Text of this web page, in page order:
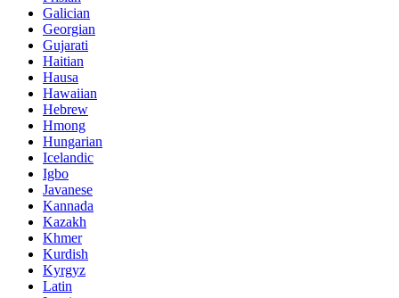
Galician
Georgian
Gujarati
Haitian
Hausa
Hawaiian
Hebrew
Hmong
Hungarian
Icelandic
Igbo
Javanese
Kannada
Kazakh
Khmer
Kurdish
Kyrgyz
Latin